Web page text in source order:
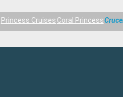
Princess Cruises Coral Princess